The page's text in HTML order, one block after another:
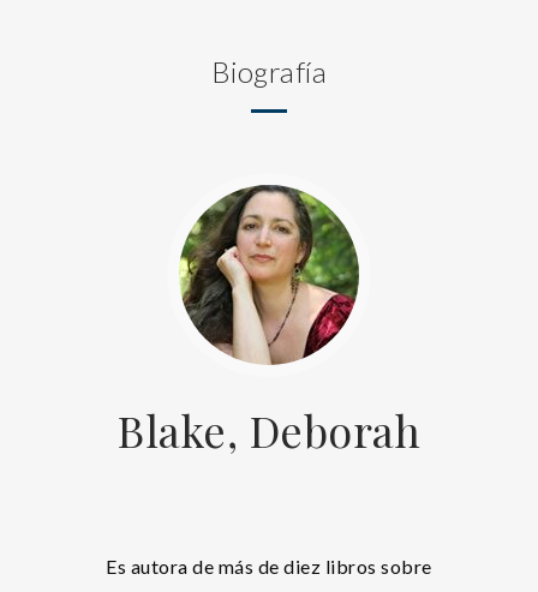
Biografía
Blake, Deborah
Es autora de más de diez libros sobre